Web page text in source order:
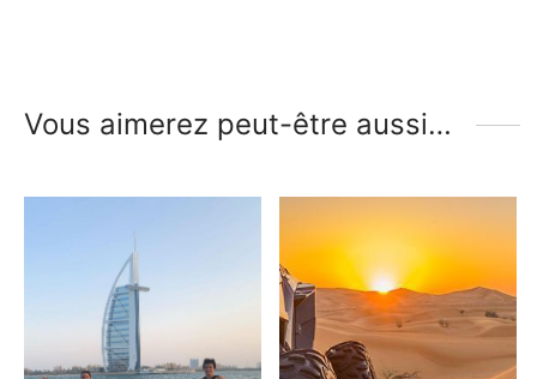
Vous aimerez peut-être aussi…